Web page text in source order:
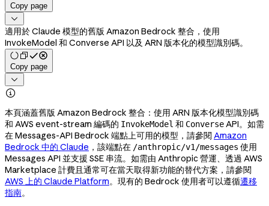
Copy page

適用於 Claude 模型的舊版 Amazon Bedrock 整合，使用
InvokeModel 和 Converse API 以及 ARN 版本化的模型識別碼。
Copy page


本頁涵蓋舊版 Amazon Bedrock 整合：使用 ARN 版本化模型識別碼
和 AWS event-stream 編碼的 InvokeModel 和 ConverseAPI。如需
在 Messages-API Bedrock 端點上可用的模型，請參閱Amazon
Bedrock 中的 Claude ，該端點在 /anthropic/v1/messages 使用
Messages API 並支援 SSE 串流。如需由 Anthropic 營運、透過 AWS
Marketplace 計費且通常可在當天取得新功能的替代方案，請參閱
AWS 上的 Claude Platform。現有的 Bedrock 使用者可以遵循遷移
指南。